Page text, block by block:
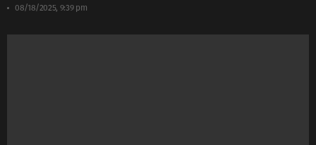
08/18/2025, 9:39 pm